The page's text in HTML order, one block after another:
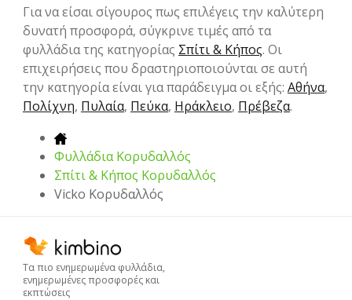
Για να είσαι σίγουρος πως επιλέγεις την καλύτερη
δυνατή προσφορά, σύγκρινε τιμές από τα
φυλλάδια της κατηγορίας Σπίτι & Κήπος. Οι
επιχειρήσεις που δραστηριοποιούνται σε αυτή
την κατηγορία είναι για παράδειγμα οι εξής: Αθήνα,
Πολίχνη, Πυλαία, Πεύκα, Ηράκλειο, Πρέβεζα.
Φυλλάδια Κορυδαλλός
Σπίτι & Κήπος Κορυδαλλός
Vicko Κορυδαλλός
Τα πιο ενημερωμένα φυλλάδια,
ενημερωμένες προσφορές και
εκπτώσεις